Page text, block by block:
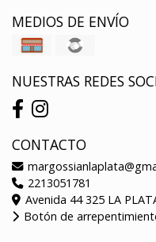
MEDIOS DE ENVÍO
NUESTRAS REDES
CONTACTO
2213051781
Avenida 44 325 LA
Botón de